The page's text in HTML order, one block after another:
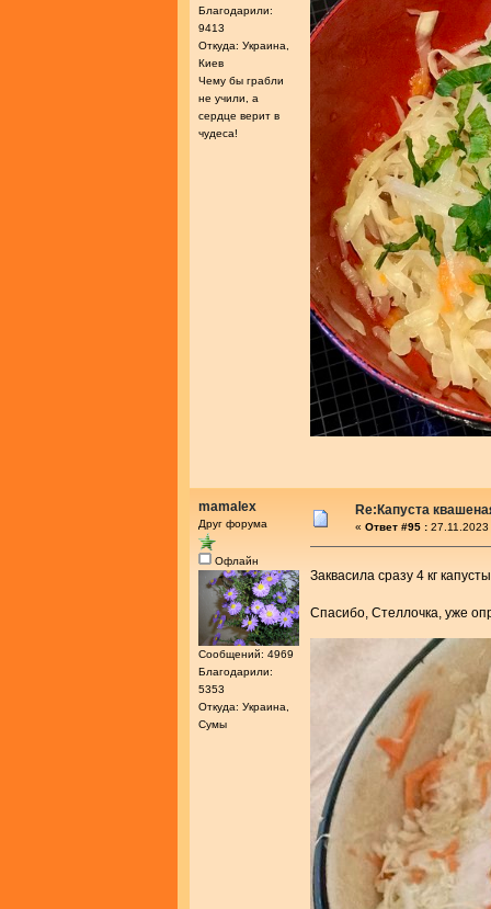
Благодарили:
9413
Откуда: Украина,
Киев
Чему бы грабли
не учили, а
сердце верит в
чудеса!
mamalex
Друг форума
Офлайн
Сообщений: 4969
Благодарили:
5353
Откуда: Украина,
Сумы
Re:Капуста
« Ответ #95 :
Заквасила сразу 4 кг
Спасибо, Стеллочка, уже